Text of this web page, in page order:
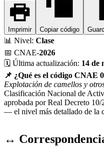
Imprimir Copiar código
📊 Nivel: Clase
📅 CNAE-2026
🗓️ Última actualización: 14 de
📌 ¿Qué es el código CNAE
Explotación de camellos y
Clasificación Nacional de
aprobada por Real Decreto 10/
— el nivel más detallado de la
↔